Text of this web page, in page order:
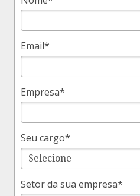
Email*
Empresa*
Seu cargo*
Setor da sua empresa*